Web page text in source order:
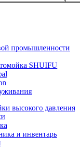
промышленности
SHUIFU
высокого давления
и инвентарь